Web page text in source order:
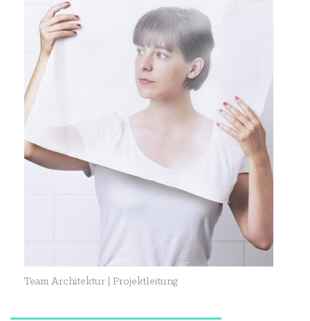
Team Architektur | Projektleitung